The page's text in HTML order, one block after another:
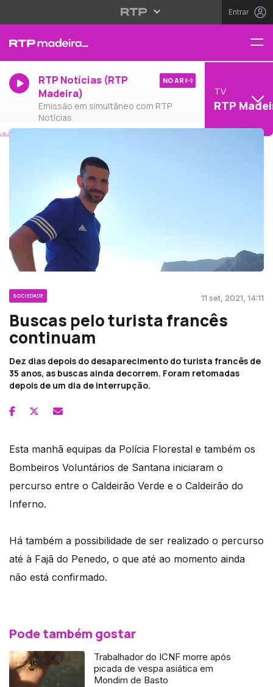
Entrar
RTP Notícias (RTP
Madeira)
Emissão em simultâneo com RTP
Notícias
NO AR
TV
RTP
SOCIEDADE 11 set, 2021, 14:11
Buscas pelo turista francês
continuam
Dez dias depois do desaparecimento do turista francês de
35 anos, as buscas ainda decorrem. Foram retomadas
depois de um dia de interrupção.
Esta manhã equipas da Polícia Florestal e também os
Bombeiros Voluntários de Santana iniciaram o
percurso entre o Caldeirão Verde e o Caldeirão do
Inferno.
Há também a possibilidade de ser realizado o percurso
até à Fajã do Penedo, o que até ao momento ainda
não está confirmado.
Pode também gostar
Trabalhador do ICNF morre após
picada de vespa asiática em
Mondim de Basto